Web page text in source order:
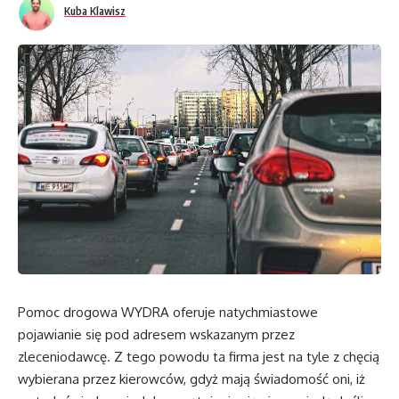
Kuba Klawisz
Pomoc drogowa WYDRA oferuje natychmiastowe
pojawianie się pod adresem wskazanym przez
zleceniodawcę. Z tego powodu ta firma jest na tyle z chęcią
wybierana przez kierowców, gdyż mają świadomość oni, iż